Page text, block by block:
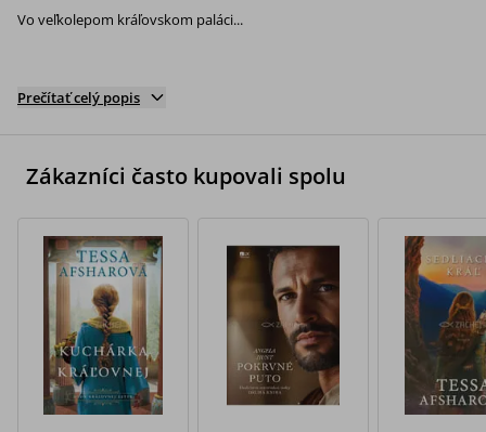
Vo veľkolepom kráľovskom paláci...
Prečítať celý popis
Zákazníci často kupovali spolu